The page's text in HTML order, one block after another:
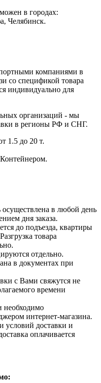
в городах:
Челябинск.
компаниями в
со спецификой товара
индивидуально для
организаций - мы
в регионы РФ и СНГ.
1.5 до 20 т.
в любой день
дня заказа.
до подъезда, квартиры
товара
отдельно.
в документах при
с Вами свяжутся не
времени
необходимо
интернет-магазина.
условий доставки и
оплачивается